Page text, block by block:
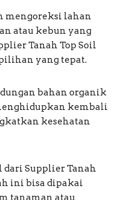
mengoreksi lahan
atau kebun yang
Tanah Top Soil
yang tepat.
bahan organik
kembali
kesehatan
dari Supplier Tanah
ini bisa dipakai
tanaman atau